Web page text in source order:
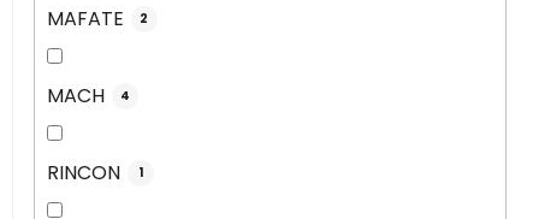
MAFATE 2
MACH 4
RINCON 1